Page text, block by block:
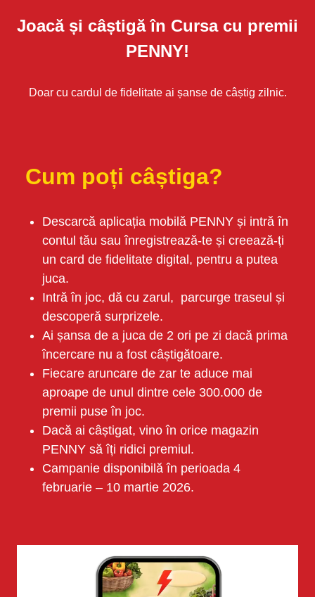
Joacă și câștigă în Cursa cu premii
PENNY!
Doar cu cardul de fidelitate ai șanse de câștig zilnic.
Cum poți câștiga?
Descarcă aplicația mobilă PENNY și intră în
contul tău sau înregistrează-te și creează-ți
un card de fidelitate digital, pentru a putea
juca.
Intră în joc, dă cu zarul, parcurge traseul și
descoperă surprizele.
Ai șansa de a juca de 2 ori pe zi dacă prima
încercare nu a fost câștigătoare.
Fiecare aruncare de zar te aduce mai
aproape de unul dintre cele 300.000 de
premii puse în joc.
Dacă ai câștigat, vino în orice magazin
PENNY să îți ridici premiul.
Campanie disponibilă în perioada 4
februarie – 10 martie 2026.